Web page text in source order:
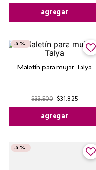
agregar
Maletín para mujer Talya
-5 %
$33.500 $31.825
agregar
-5 %